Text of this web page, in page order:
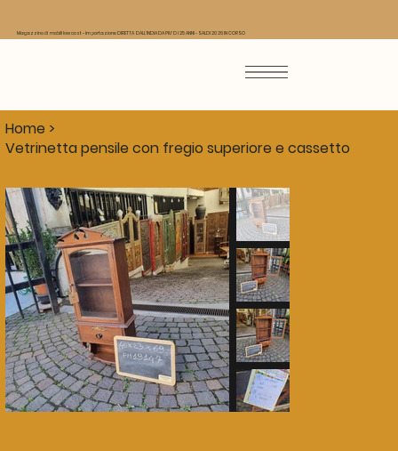
Home >
Vetrinetta pensile con fregio superiore e cassetto
Magazzino di mobili low cost - Importazione DIRETTA DALL'INDIA DA PIU' DI 25 ANNI - SALDI 2026 IN CORSO